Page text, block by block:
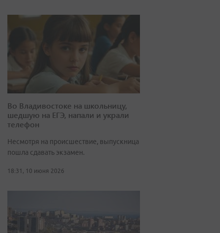
Во Владивостоке на школьницу,
шедшую на ЕГЭ, напали и украли
телефон
Несмотря на происшествие, выпускница
пошла сдавать экзамен.
18:31, 10 июня 2026